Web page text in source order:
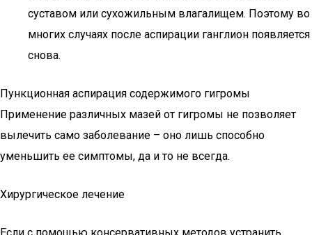
суставом или сухожильным влагалищем. Поэтому во
многих случаях после аспирации ганглион появляется
снова.
Пункционная аспирация содержимого гигромы
Применение различных мазей от гигромы не позволяет
вылечить само заболевание – оно лишь способно
уменьшить ее симптомы, да и то не всегда.
Хирургическое лечение